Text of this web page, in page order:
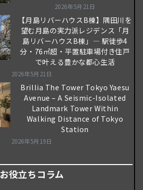
2026年5月21日
【月島リバーハウスB棟】隅田川を
望む月島の実力派レジデンス「月
島リバーハウスB棟」― 駅徒歩4
分・76㎡超・平置駐車場付き住戸
で叶える豊かな都心生活
2026年5月21日
Brillia The Tower Tokyo Yaesu
Avenue – A Seismic-Isolated
Landmark Tower Within
Walking Distance of Tokyo
Station
2026年5月19日
お役立ちコラム